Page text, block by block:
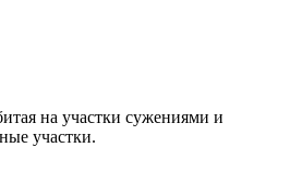
на участки сужениями и
участки.